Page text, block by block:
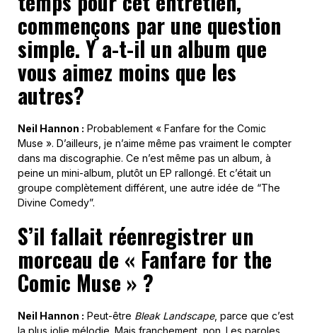
commençons par une question
simple. Y a-t-il un album que
vous aimez moins que les
autres?
Neil Hannon : Probablement « Fanfare for the Comic
Muse ». D’ailleurs, je n’aime même pas vraiment le compter
dans ma discographie. Ce n’est même pas un album, à
peine un mini-album, plutôt un EP rallongé. Et c’était un
groupe complètement différent, une autre idée de “The
Divine Comedy”.
S’il fallait réenregistrer un
morceau de « Fanfare for the
Comic Muse » ?
Neil Hannon : Peut-être Bleak Landscape, parce que c’est
la plus jolie mélodie. Mais franchement, non. Les paroles